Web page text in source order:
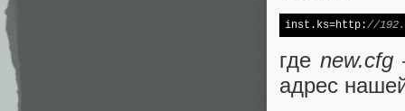
inst.ks=http://
где new.cfg
адрес